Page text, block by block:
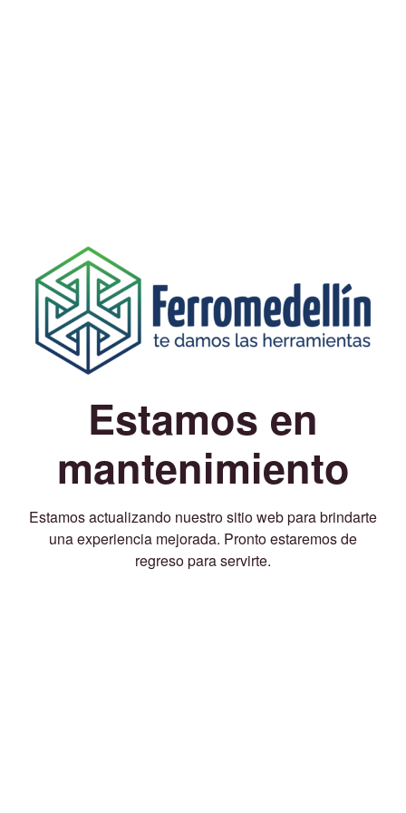
Estamos en
mantenimiento
Estamos actualizando nuestro sitio web para brindarte
una experiencia mejorada. Pronto estaremos de
regreso para servirte.